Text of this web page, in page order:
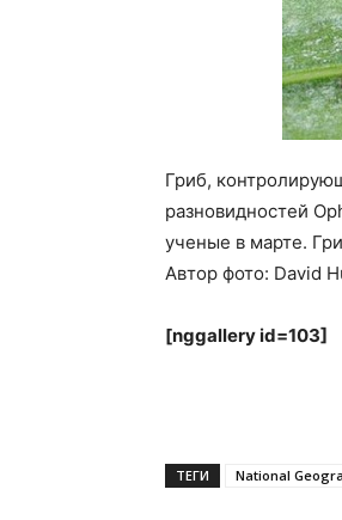
Гриб,
разновидностей
ученые в марте.
Автор фото: David
[nggallery id=103]
ТЕГИ National